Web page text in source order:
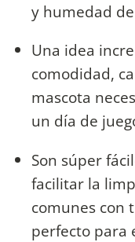
y humedad
Una idea
comodidad,
mascota
un día de
Son súper
facilitar la
comunes con
perfecto para